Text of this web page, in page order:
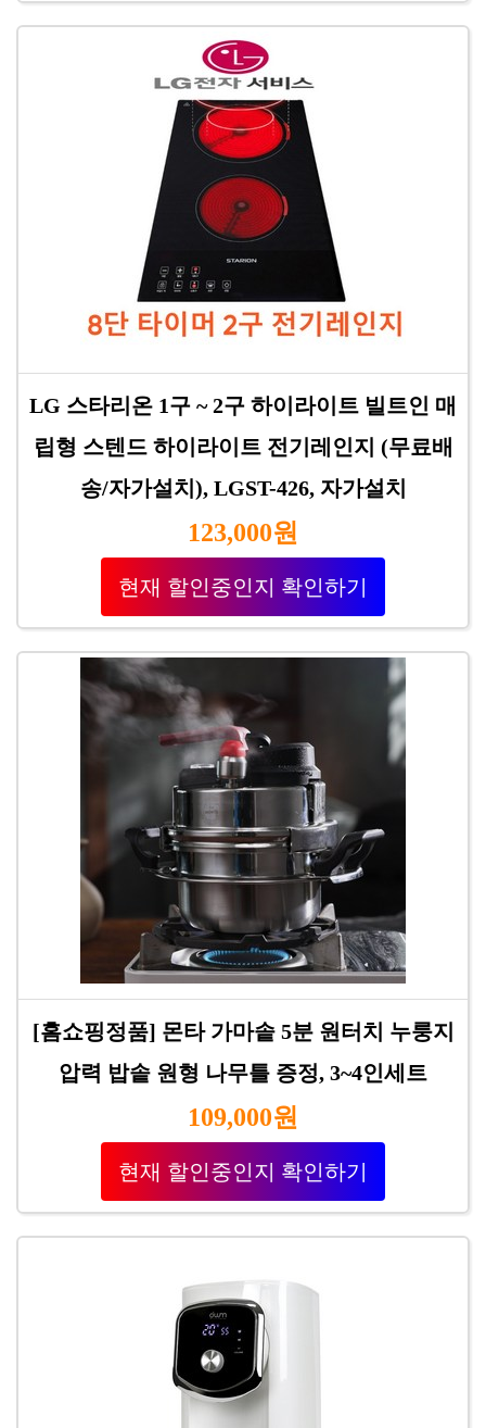
LG 스타리온 1구 ~ 2구 하이라이트 빌트인 매
립형 스텐드 하이라이트 전기레인지 (무료배
송/자가설치), LGST-426, 자가설치
123,000원
현재 할인중인지 확인하기
[홈쇼핑정품] 몬타 가마솥 5분 원터치 누룽지
압력 밥솥 원형 나무틀 증정, 3~4인세트
109,000원
현재 할인중인지 확인하기